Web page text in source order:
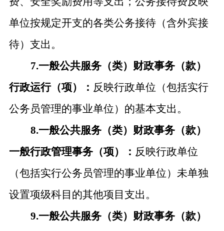
单位按规定开支的各类公务接待（含外宾接
待）支出。
7.一般公共服务（类）财政事务（款）
行政运行（项）： 反映行政单位（包括实行
公务员管理的事业单位）的基本支出。
8.一般公共服务（类）财政事务（款）
一般行政管理事务（项）： 反映行政单位
（包括实行公务员管理的事业单位）未单独
设置项级科目的其他项目支出。
9.一般公共服务（类）财政事务（款）